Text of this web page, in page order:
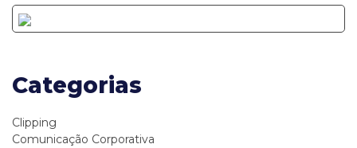
Categorias
Clipping
Comunicação Corporativa